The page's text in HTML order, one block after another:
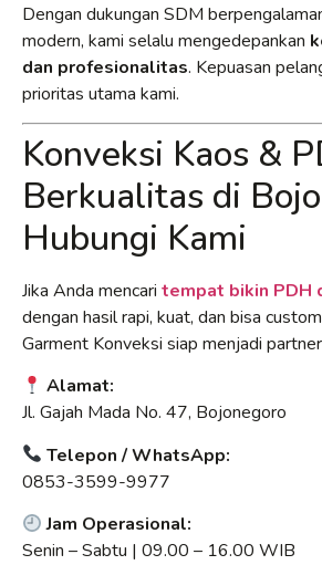
Dengan dukungan SDM
modern, kami selalu mengedepankan
dan profesionalitas. Kepuasan
prioritas utama kami.
Konveksi Kaos &
Berkualitas di
Hubungi Kami
Jika Anda mencari tempat bikin PDH
dengan hasil rapi, kuat, dan bisa
Garment Konveksi siap menjadi
Alamat:
Jl. Gajah Mada No. 47, Bojonegoro
Telepon / WhatsApp:
0853-3599-9977
Jam Operasional:
Senin – Sabtu | 09.00 – 16.00 WIB